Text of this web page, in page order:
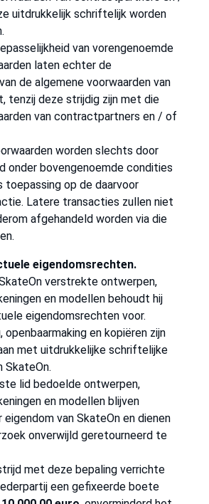
uitdrukkelijk schriftelijk worden
van vorengenoemde
laten echter de
de algemene voorwaarden van
tenzij deze strijdig zijn met die
van contractpartners en / of
worden slechts door
onder bovengenoemde condities
toepassing op de daarvoor
Latere transacties zullen niet
afgehandeld worden via die
eigendomsrechten.
verstrekte ontwerpen,
en modellen behoudt hij
eigendomsrechten voor.
openbaarmaking en kopiëren zijn
met uitdrukkelijke schriftelijke
SkateOn.
lid bedoelde ontwerpen,
en modellen blijven
eigendom van SkateOn en dienen
onverwijld geretourneerd te
met deze bepaling verrichte
een gefixeerde boete